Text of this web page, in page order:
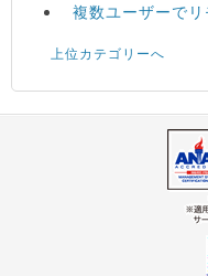
複数ユーザーで
上位カテゴリーへ